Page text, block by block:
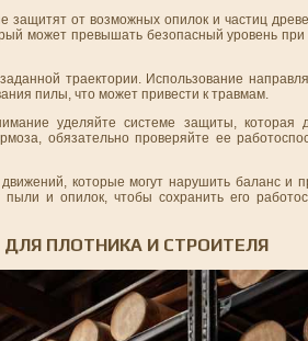
от возможных опилок и частиц
может превышать безопасный уровень при
траектории. Использование
пилы, что может привести к травмам.
уделяйте системе защиты, которая
обязательно проверяйте ее
которые могут нарушить баланс и
и опилок, чтобы сохранить его
ПЛОТНИКА И СТРОИТЕЛЯ